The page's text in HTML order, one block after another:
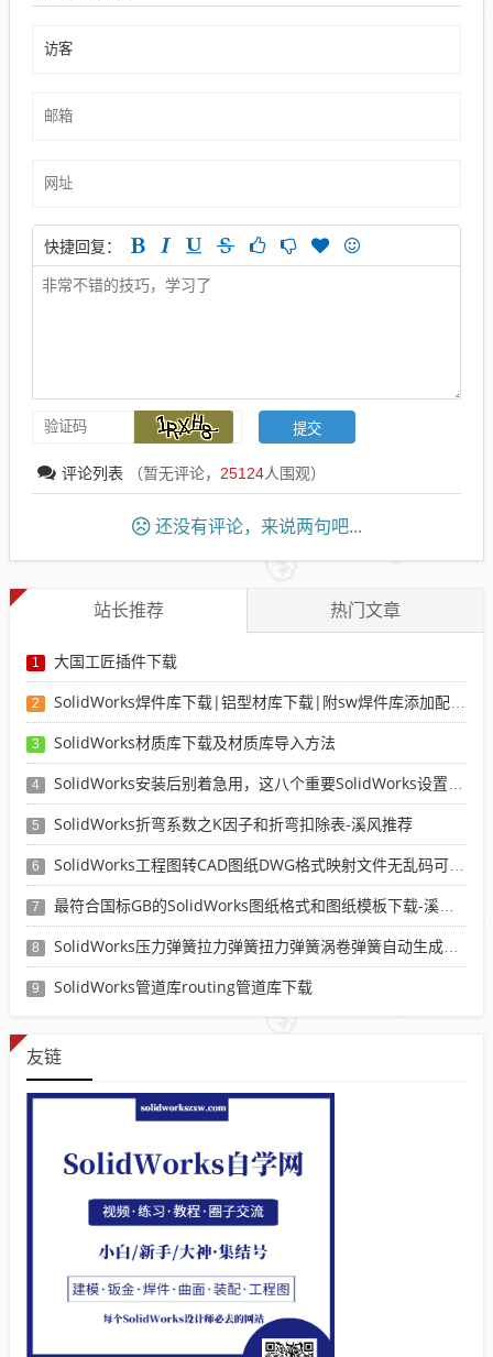
快捷回复：
评论列表 （暂无评论， 25124人围观）
还没有评论，来说两句吧...
站长推荐 热门文章
1 大国工匠插件下载
2 SolidWorks焊件库下载|铝型材库下载|附sw焊件库添加配置使用教程
3 SolidWorks材质库下载及材质库导入方法
4 SolidWorks安装后别着急用，这八个重要SolidWorks设置可以提高你的画图效率
5 SolidWorks折弯系数之K因子和折弯扣除表-溪风推荐
6 SolidWorks工程图转CAD图纸DWG格式映射文件无乱码可分层-溪风亲测推荐
7 最符合国标GB的SolidWorks图纸格式和图纸模板下载-溪风专用版
8 SolidWorks压力弹簧拉力弹簧扭力弹簧涡卷弹簧自动生成宏程序下载
9 SolidWorks管道库routing管道库下载
友链